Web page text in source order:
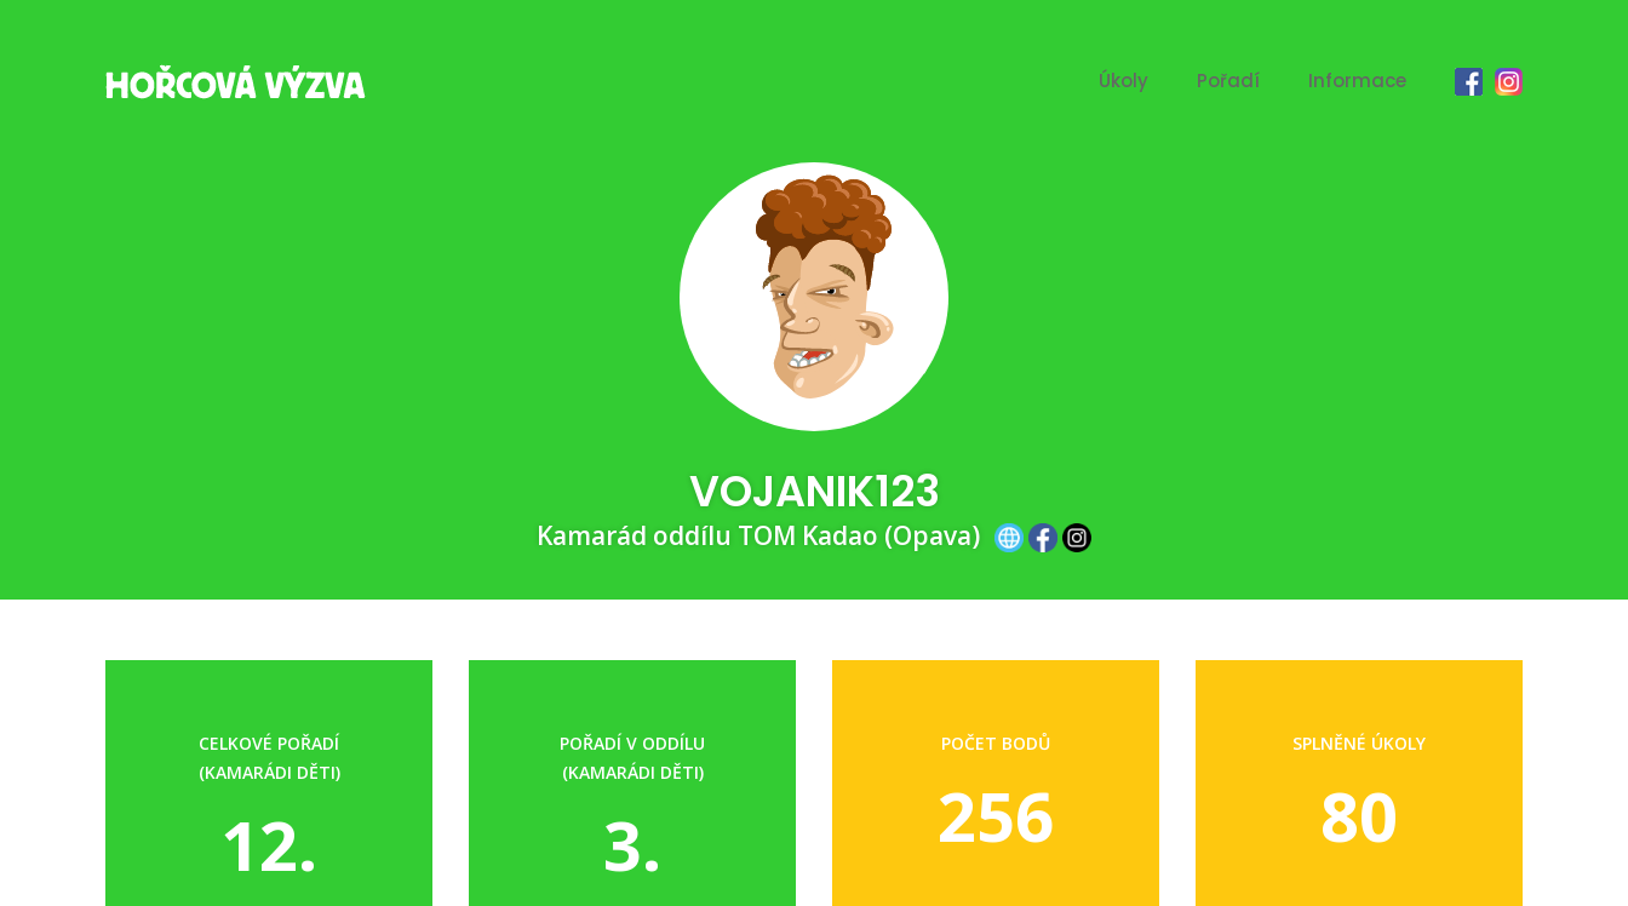
Úkoly Pořadí Informace
VOJANIK123
Kamarád oddílu TOM Kadao (Opava)
CELKOVÉ POŘADÍ
(KAMARÁDI DĚTI)
12.
POŘADÍ V ODDÍLU
(KAMARÁDI DĚTI)
3.
POČET BODŮ
256
SPLNĚNÉ ÚKOLY
80